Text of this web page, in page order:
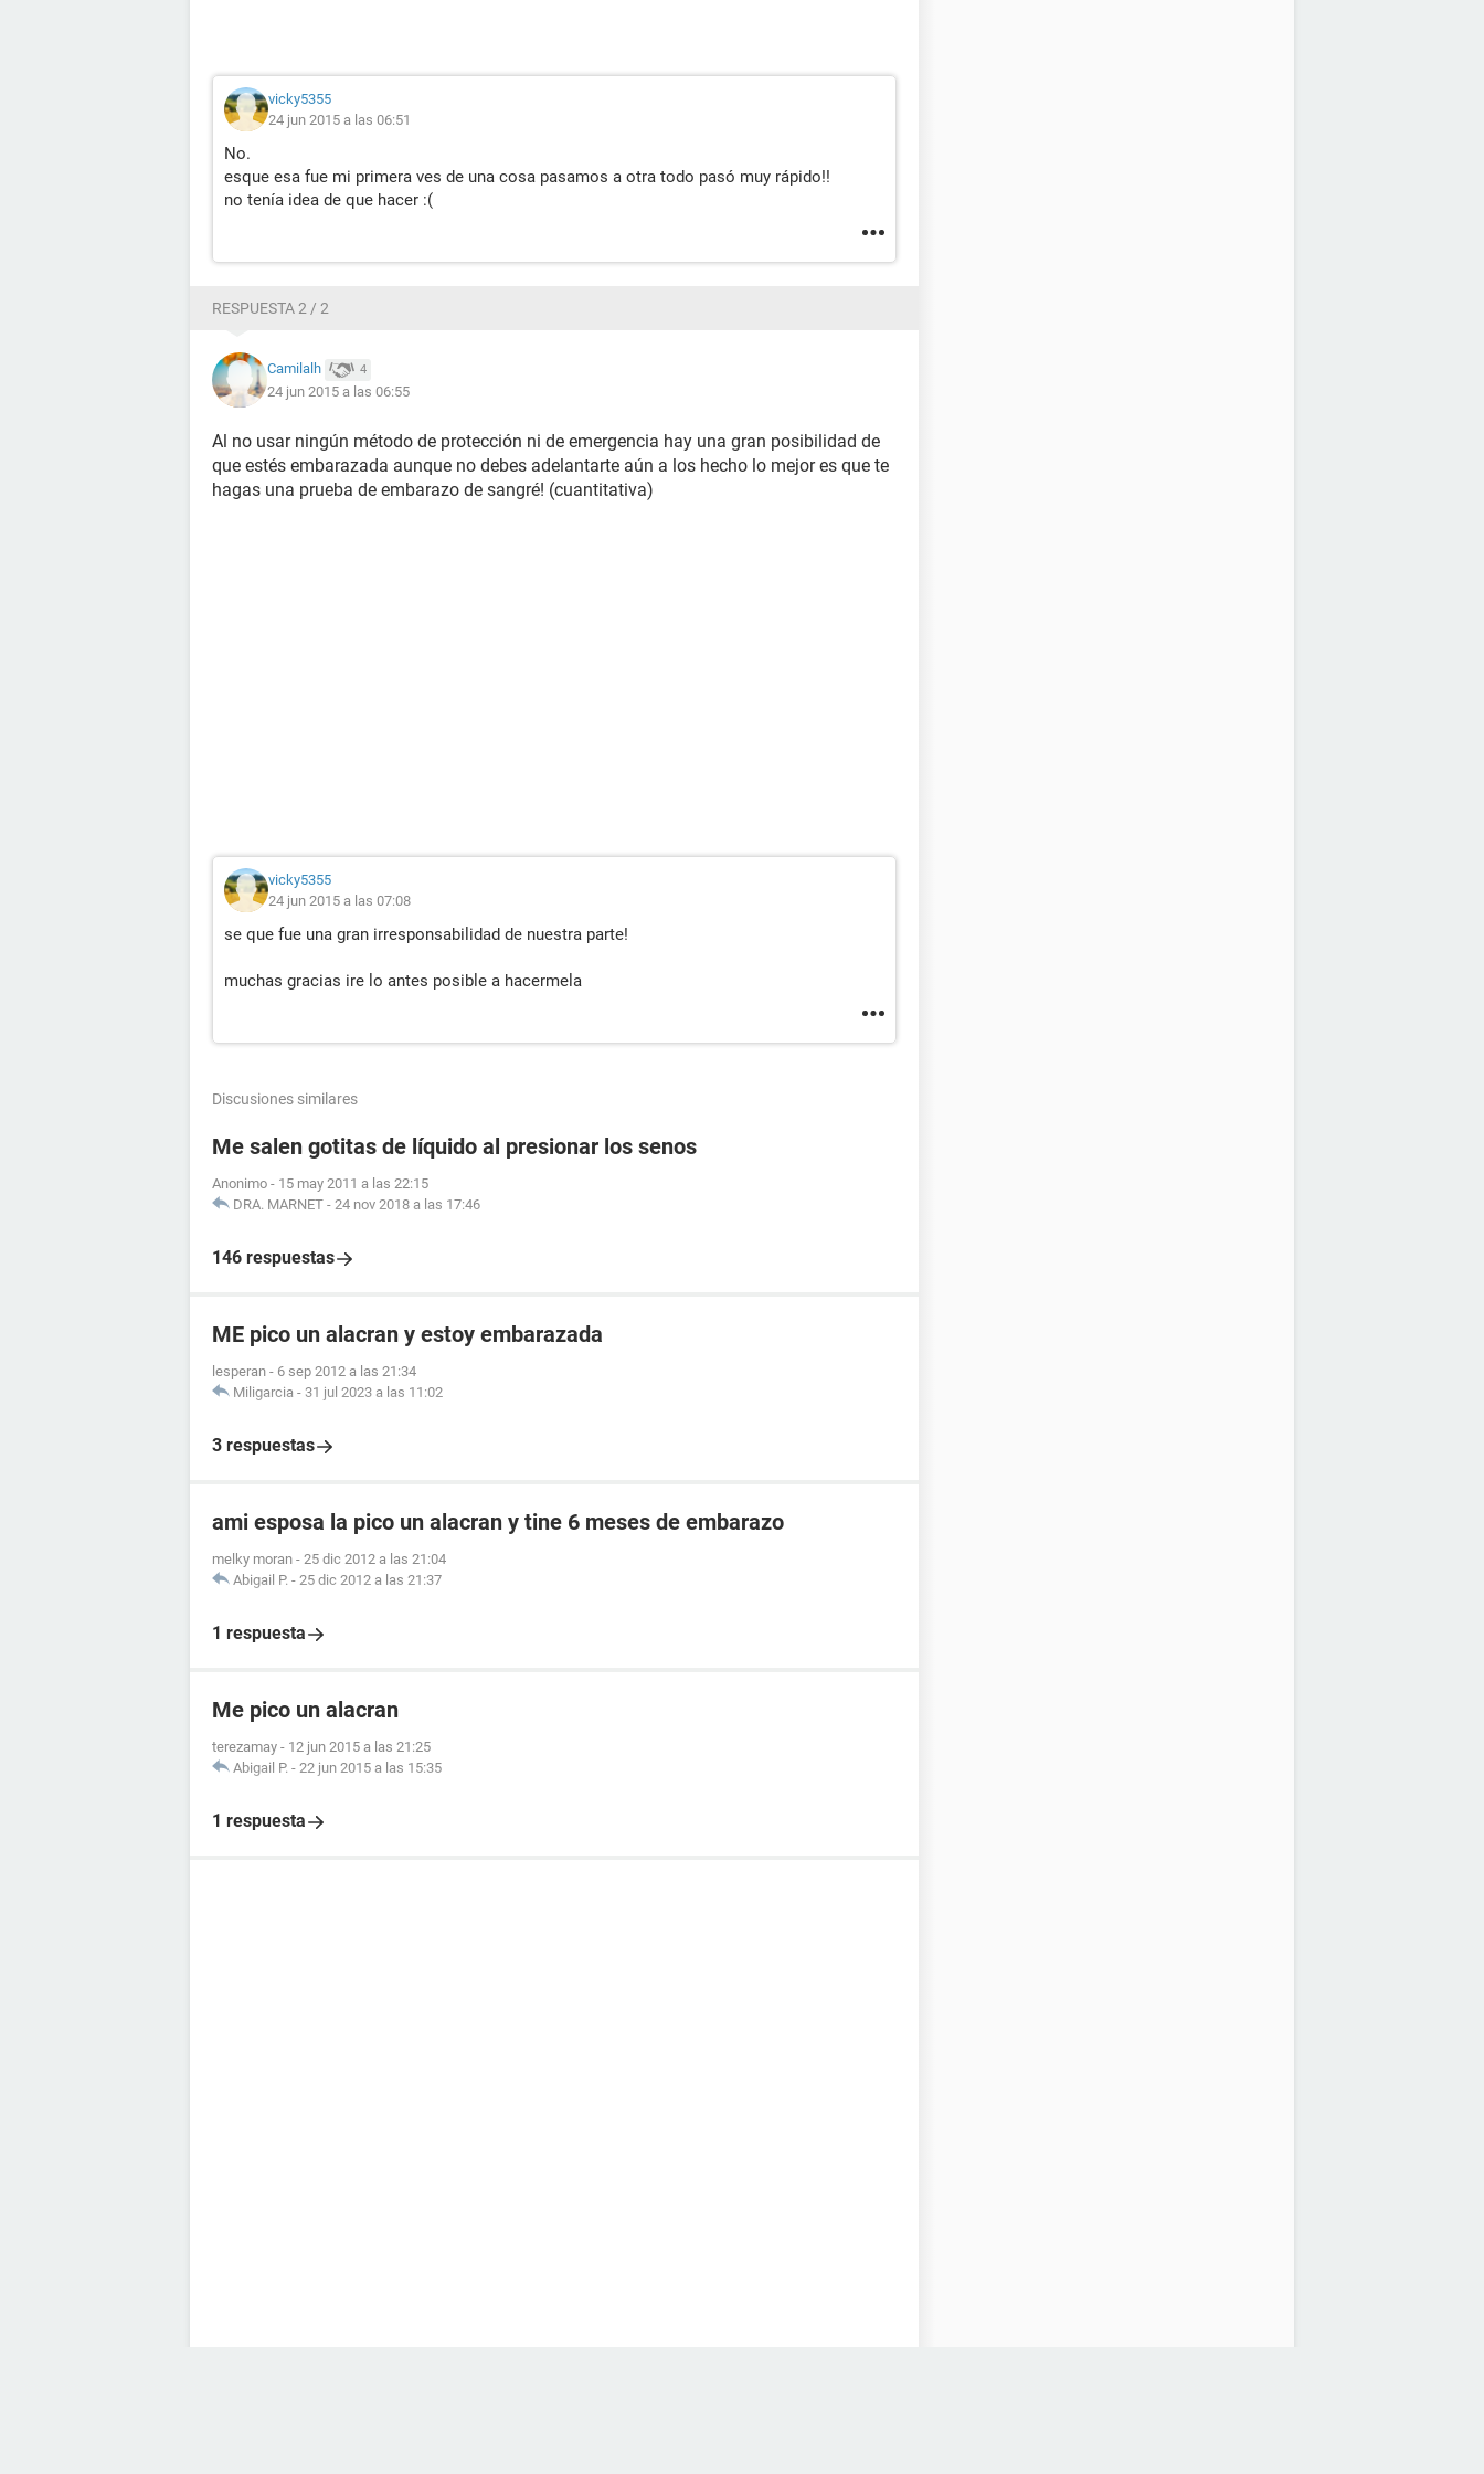
vicky5355
24 jun 2015 a las 06:51
No.
esque esa fue mi primera ves de una cosa pasamos a otra todo pasó muy rápido!!
no tenía idea de que hacer :(
RESPUESTA 2 / 2
Camilalh 4
24 jun 2015 a las 06:55
Al no usar ningún método de protección ni de emergencia hay una gran posibilidad de
que estés embarazada aunque no debes adelantarte aún a los hecho lo mejor es que te
hagas una prueba de embarazo de sangré! (cuantitativa)
vicky5355
24 jun 2015 a las 07:08
se que fue una gran irresponsabilidad de nuestra parte!
muchas gracias ire lo antes posible a hacermela
Discusiones similares
Me salen gotitas de líquido al presionar los senos
Anonimo - 15 may 2011 a las 22:15
DRA. MARNET - 24 nov 2018 a las 17:46
146 respuestas
ME pico un alacran y estoy embarazada
lesperan - 6 sep 2012 a las 21:34
Miligarcia - 31 jul 2023 a las 11:02
3 respuestas
ami esposa la pico un alacran y tine 6 meses de embarazo
melky moran - 25 dic 2012 a las 21:04
Abigail P. - 25 dic 2012 a las 21:37
1 respuesta
Me pico un alacran
terezamay - 12 jun 2015 a las 21:25
Abigail P. - 22 jun 2015 a las 15:35
1 respuesta